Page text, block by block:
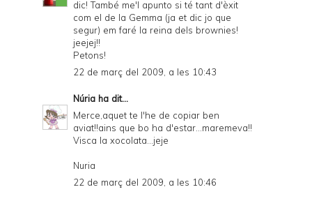
dic! També me'l apunto si té tant d'èxit
com el de la Gemma (ja et dic jo que
segur) em faré la reina dels brownies!
jeejej!!
Petons!
22 de març del 2009, a les 10:43
Núria ha dit...
Merce,aquet te l'he de copiar ben
aviat!!ains que bo ha d'estar...maremeva!!
Visca la xocolata...jeje
Nuria
22 de març del 2009, a les 10:46